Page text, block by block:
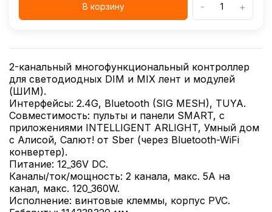
В корзину - +
2-канальный многофункциональный контроллер
для светодиодных DIM и MIX лент и модулей
(ШИМ).
Интерфейсы: 2.4G, Bluetooth (SIG MESH), TUYA.
Совместимость: пульты и панели SMART, с
приложениями INTELLIGENT ARLIGHT, Умный дом
с Алисой, Салют! от Sber (через Bluetooth-WiFi
конвертер).
Питание: 12_36V DC.
Каналы/ток/мощность: 2 канала, макс. 5A на
канал, макс. 120_360W.
Исполнение: винтовые клеммы, корпус PVC.